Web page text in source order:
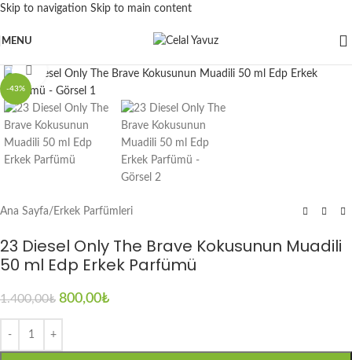
Skip to navigation Skip to main content
MENU
-43%
Click to enlarge
Ana Sayfa/ Erkek Parfümleri
23 Diesel Only The Brave Kokusunun Muadili
50 ml Edp Erkek Parfümü
1.400,00₺ 800,00₺